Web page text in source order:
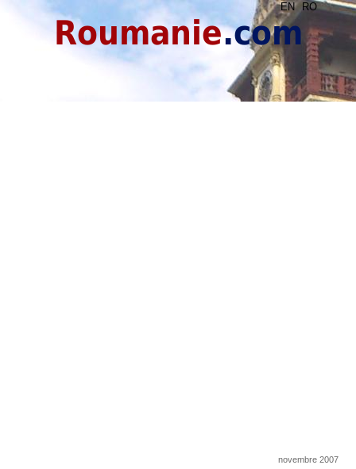
EN RO
Roumanie.com
novembre 2007